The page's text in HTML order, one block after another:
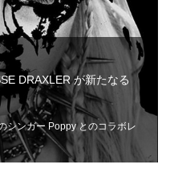
DRAXLER が新たなる
シンガー Poppy とのコラボレ